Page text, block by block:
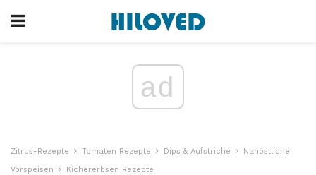
ad
Zitrus-Rezepte Tomaten Rezepte Dips & Aufstriche
Nahöstliche
Vorspeisen
Kichererbsen Rezepte